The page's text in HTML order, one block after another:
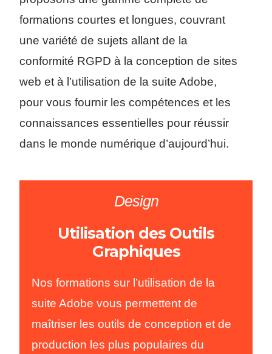
formations courtes et longues, couvrant
une variété de sujets allant de la
conformité RGPD à la conception de sites
web et à l’utilisation de la suite Adobe,
pour vous fournir les compétences et les
connaissances essentielles pour réussir
dans le monde numérique d’aujourd’hui.
Design
Utilisation des Outils
Graphiques
Nos formations sur l’utilisation de la
suite Adobe vous permettent de
maîtriser les outils de conception et de
production les plus populaires du